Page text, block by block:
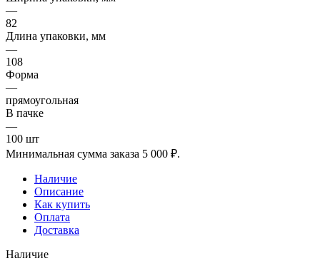
—
82
Длина упаковки, мм
—
108
Форма
—
прямоугольная
В пачке
—
100 шт
Минимальная сумма заказа 5 000 ₽.
Наличие
Описание
Как купить
Оплата
Доставка
Наличие